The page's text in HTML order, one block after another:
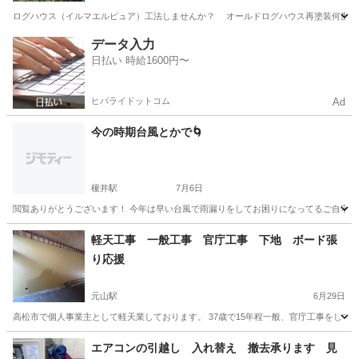
ログハウス（イルマエルピュア）工法しませんか？ オールドログハウス再塗装何度
香川 小豆郡 その他
データ入力
日払い 時給1600円〜
ヒバライドットコム Ad
今の時期台風とかで🌀
榎井駅 7月6日
閲覧ありがとうございます！ 今年は早い台風で雨漏りをしてお困りになってるご自
香川 仲多度郡 榎井駅 水道工事
軽天工事 一般工事 官庁工事 下地 ボード張
り応援
元山駅 6月29日
高松市で個人事業主として軽天業しております。 37歳で15年程一般、官庁工事をし
香川 高松市 その他 個人事業主
エアコンの引越し 入れ替え 撤去承ります 見